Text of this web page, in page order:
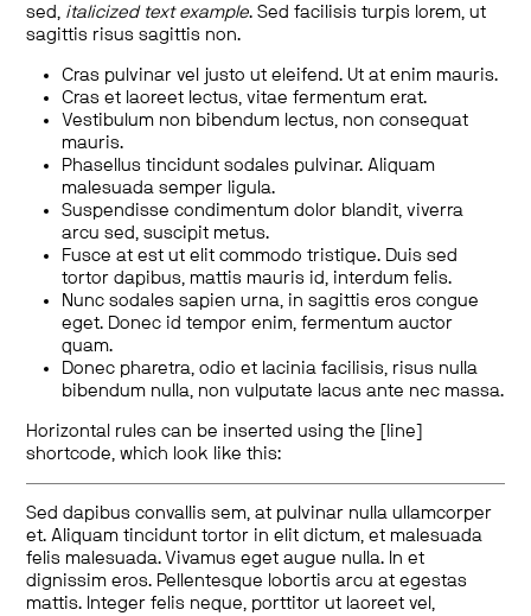
sed, italicized text example. Sed facilisis turpis lorem, ut
sagittis risus sagittis non.
Cras pulvinar vel justo ut eleifend. Ut at enim mauris.
Cras et laoreet lectus, vitae fermentum erat.
Vestibulum non bibendum lectus, non consequat
mauris.
Phasellus tincidunt sodales pulvinar. Aliquam
malesuada semper ligula.
Suspendisse condimentum dolor blandit, viverra
arcu sed, suscipit metus.
Fusce at est ut elit commodo tristique. Duis sed
tortor dapibus, mattis mauris id, interdum felis.
Nunc sodales sapien urna, in sagittis eros congue
eget. Donec id tempor enim, fermentum auctor
quam.
Donec pharetra, odio et lacinia facilisis, risus nulla
bibendum nulla, non vulputate lacus ante nec massa.
Horizontal rules can be inserted using the [line]
shortcode, which look like this:
Sed dapibus convallis sem, at pulvinar nulla ullamcorper
et. Aliquam tincidunt tortor in elit dictum, et malesuada
felis malesuada. Vivamus eget augue nulla. In et
dignissim eros. Pellentesque lobortis arcu at egestas
mattis. Integer felis neque, porttitor ut laoreet vel,